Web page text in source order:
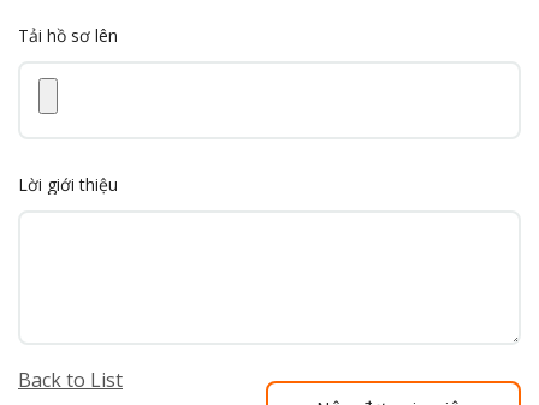
Tải hồ sơ lên
Lời giới thiệu
Back to List